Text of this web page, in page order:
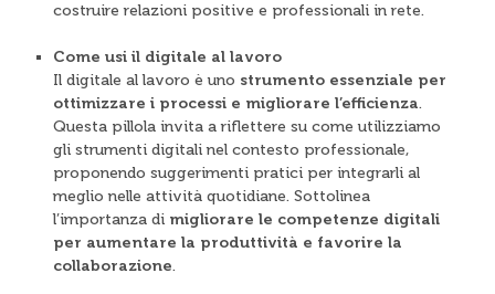
costruire relazioni positive e professionali in rete.
Come usi il digitale al lavoro
Il digitale al lavoro è uno strumento essenziale per
ottimizzare i processi e migliorare l’efficienza.
Questa pillola invita a riflettere su come utilizziamo
gli strumenti digitali nel contesto professionale,
proponendo suggerimenti pratici per integrarli al
meglio nelle attività quotidiane. Sottolinea
l’importanza di migliorare le competenze digitali
per aumentare la produttività e favorire la
collaborazione.